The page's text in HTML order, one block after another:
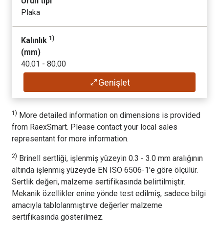
(MPa
Tipik uzama A
(%), garanti edilmedi
10
(mm)
2000 - 12000
Sertlik 2)
(HBW
360 - 440
Tipik akma dayanımı
1100
(MPa ), garanti edilmedi
1300
Tipik uzama A
%), garanti edilmedi
Plaka
Kalınlık 1)
(mm)
40.01 - 80.00
Genişlik
2000 - 2500
Uzunluk1)
(mm)
4000 - 9500
Sertlik2)
(HBW)
360 - 440
Genişlet
1) More detailed information on dimensions is provided
from RaexSmart. Please contact your local sales
representant for more information.
2) Brinell sertliği, işlenmiş yüzeyin 0.3 - 3.0 mm aralığının
altında işlenmiş yüzeyde EN ISO 6506-1'e göre ölçülür.
Sertlik değeri, malzeme sertifikasında belirtilmiştir.
Mekanik özellikler enine yönde test edilmiş, sadece bilgi
amacıyla tablolanmıştırve değerler malzeme
sertifikasında gösterilmez.